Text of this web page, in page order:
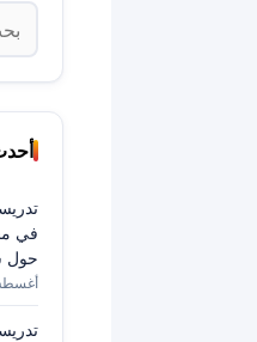
البحث
عن:
في
حول
أغسطس 5,